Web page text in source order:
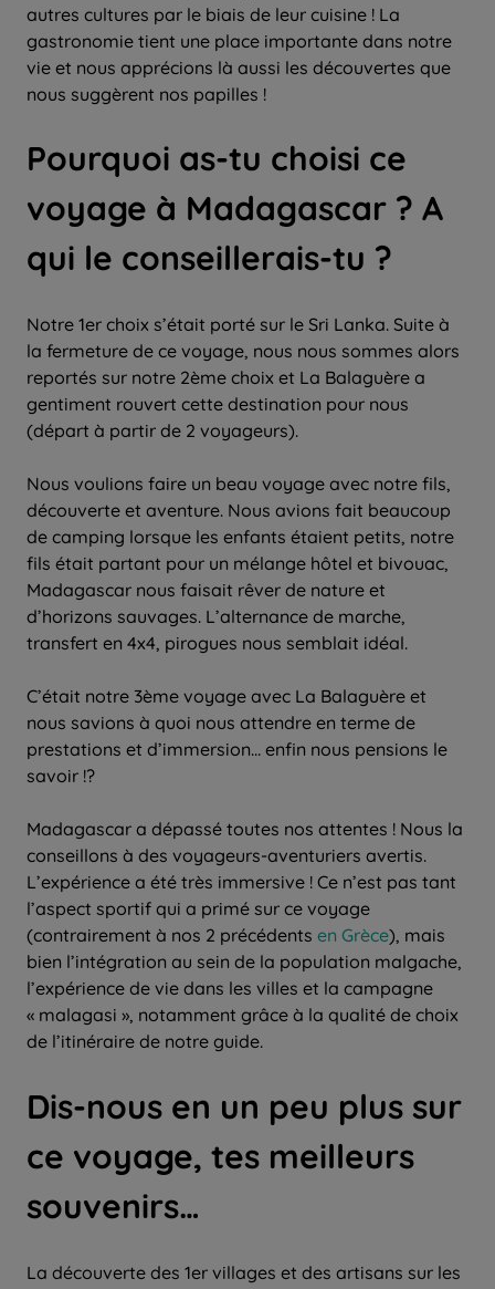
autres cultures par le biais de leur cuisine ! La
gastronomie tient une place importante dans notre
vie et nous apprécions là aussi les découvertes que
nous suggèrent nos papilles !
Pourquoi as-tu choisi ce
voyage à Madagascar ? A
qui le conseillerais-tu ?
Notre 1er choix s’était porté sur le Sri Lanka. Suite à
la fermeture de ce voyage, nous nous sommes alors
reportés sur notre 2ème choix et La Balaguère a
gentiment rouvert cette destination pour nous
(départ à partir de 2 voyageurs).
Nous voulions faire un beau voyage avec notre fils,
découverte et aventure. Nous avions fait beaucoup
de camping lorsque les enfants étaient petits, notre
fils était partant pour un mélange hôtel et bivouac,
Madagascar nous faisait rêver de nature et
d’horizons sauvages. L’alternance de marche,
transfert en 4x4, pirogues nous semblait idéal.
C’était notre 3ème voyage avec La Balaguère et
nous savions à quoi nous attendre en terme de
prestations et d’immersion… enfin nous pensions le
savoir !?
Madagascar a dépassé toutes nos attentes ! Nous la
conseillons à des voyageurs-aventuriers avertis.
L’expérience a été très immersive ! Ce n’est pas tant
l’aspect sportif qui a primé sur ce voyage
(contrairement à nos 2 précédents en Grèce), mais
bien l’intégration au sein de la population malgache,
l’expérience de vie dans les villes et la campagne
« malagasi », notamment grâce à la qualité de choix
de l’itinéraire de notre guide.
Dis-nous en un peu plus sur
ce voyage, tes meilleurs
souvenirs…
La découverte des 1er villages et des artisans sur les